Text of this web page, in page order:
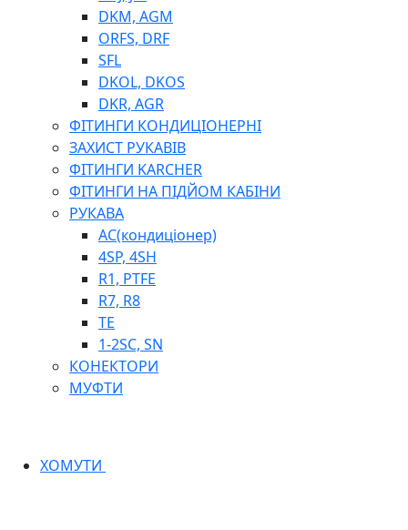
DKM, AGM
ORFS, DRF
SFL
DKOL, DKOS
DKR, AGR
ФІТИНГИ КОНДИЦІОНЕРНІ
ЗАХИСТ РУКАВІВ
ФІТИНГИ KARCHER
ФІТИНГИ НА ПІДЙОМ КАБІНИ
РУКАВА
AC(кондиціонер)
4SP, 4SH
R1, PTFE
R7, R8
TE
1-2SC, SN
КОНЕКТОРИ
МУФТИ
ХОМУТИ